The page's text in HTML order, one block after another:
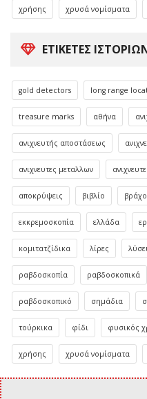
χρήσης χρυσά νομίσματα
ΕΤΙΚΈΤΕΣ
gold detectors long range
treasure marks αθήνα
ανιχνευτής αποστάσεως
ανιχνευτες μεταλλων
αποκρύψεις βιβλίο
εκκρεμοσκοπία ελλάδα
κομιτατζίδικα λίρες
ραβδοσκοπία ραβδοσκοπικά
ραβδοσκοπικό σημάδια
τούρκικα φίδι φυσικός
χρήσης χρυσά νομίσματα